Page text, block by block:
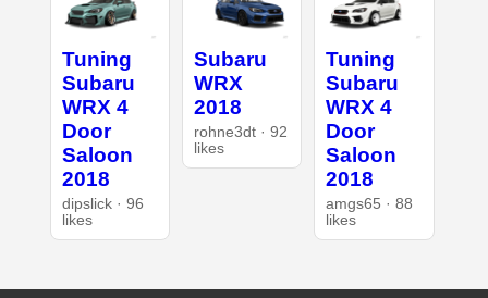
Tuning
Subaru
WRX 4
Door
Saloon
2018
dipslick · 96
likes
Subaru
WRX
2018
rohne3dt · 92
likes
Tuning
Subaru
WRX 4
Door
Saloon
2018
amgs65 · 88
likes